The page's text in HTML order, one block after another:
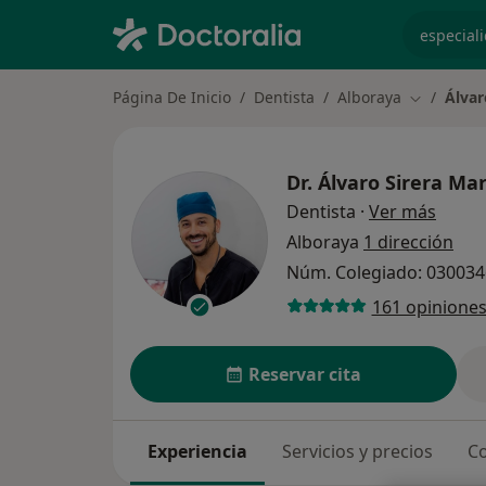
Página De Inicio Dentista Alboraya Cambiar
Dr. Álvaro Sirera
Dentista · Ver más
Alboraya 1 dirección
Núm. Colegiado:
161 opiniones
Reservar cita
Experiencia Servicios y precios